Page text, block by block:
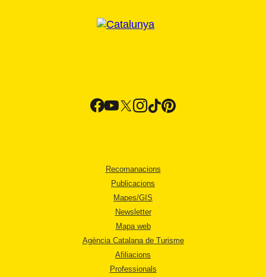
Recomanacions
Publicacions
Mapes/GIS
Newsletter
Mapa web
Agència Catalana de Turisme
Afiliacions
Professionals